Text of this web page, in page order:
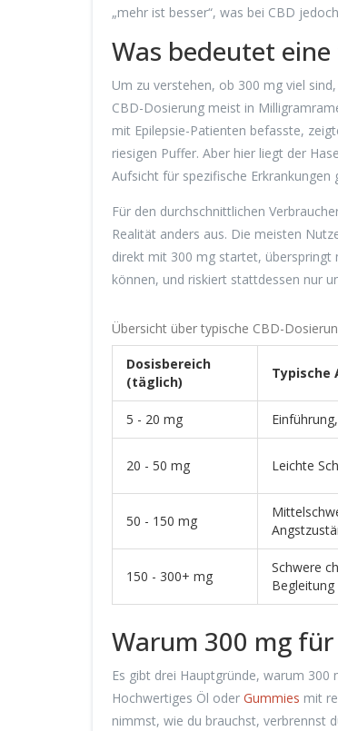
„mehr ist besser“, was bei CBD
Was bedeutet
Um zu verstehen, ob 300 mg viel
CBD-Dosierung meist in
mit Epilepsie-Patienten befasste,
riesigen Puffer. Aber hier liegt der
Aufsicht für spezifische Erkrankungen
Für den durchschnittlichen
Realität anders aus. Die meisten
direkt mit 300 mg startet, überspringt
können, und riskiert stattdessen nur
Übersicht über typische CBD-
Dosisbereich
(täglich)
Typische
5 - 20 mg
20 - 50 mg Leichte
50 - 150 mg
150 - 300+ mg
Schwere
Begleitung
Warum 300 mg
Es gibt drei Hauptgründe, warum
Hochwertiges Öl oder Gummies mit
nimmst, wie du brauchst, verbrennst